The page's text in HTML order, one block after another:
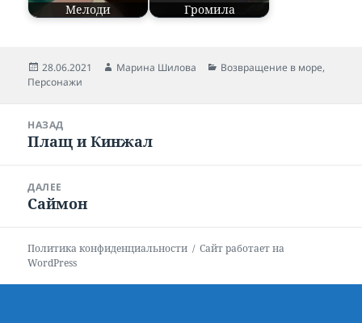
Мелоди Громила
Опубликовано
28.06.2021 Автор
Марина Шилова Рубрики
Возвращение в море,
Персонажи
записям
НАЗАД
Предыдущая
Плащ и Кинжал
ДАЛЕЕ
Следующая
Саймон
Политика конфиденциальности
Сайт работает на
WordPress